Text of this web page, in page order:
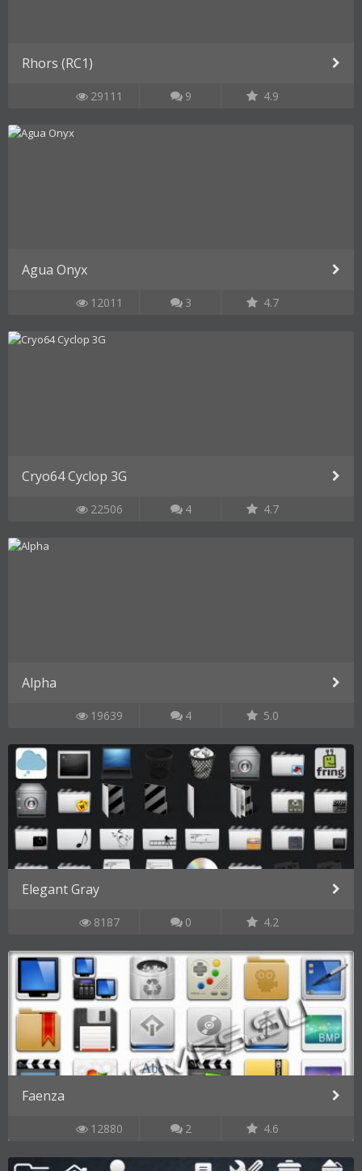
Rhors (RC1)
29111 9 4.9
Agua Onyx
12011 3 4.7
Cryo64 Cyclop 3G
22506 4 4.7
Alpha
19639 4 5.0
Elegant Gray
8187 0 4.2
Faenza
12880 2 4.6